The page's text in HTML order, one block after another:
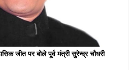
जीत पर बोले पूर्व मंत्री सुरेन्द्र चौधरी